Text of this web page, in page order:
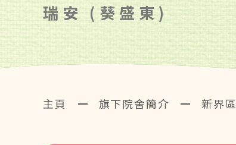
瑞安 (葵盛東)
主頁 旗下院舍簡介 新界區